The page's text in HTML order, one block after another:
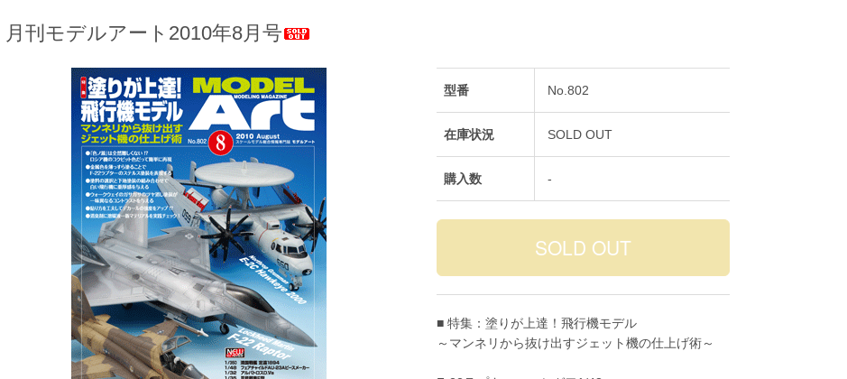
月刊モデルアート2010年8月号
型番 No.802
在庫状況 SOLD OUT
購入数 -
■ 特集：塗りが上達！飛行機モデル
～マンネリから抜け出すジェット機の仕上げ術～